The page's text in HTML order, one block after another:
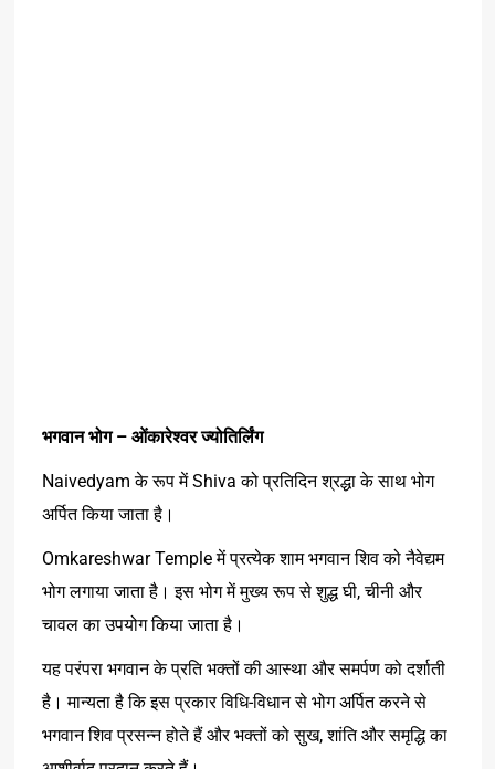
भगवान भोग– ओंकारेश्वर ज्योतिर्लिंग
Naivedyam के रूप में Shiva को प्रतिदिन श्रद्धा के साथ भोग
अर्पित किया जाता है।
Omkareshwar Temple में प्रत्येक शाम भगवान शिव को नैवेद्यम
भोग लगाया जाता है। इस भोग में मुख्य रूप से शुद्ध घी, चीनी और
चावल का उपयोग किया जाता है।
यह परंपरा भगवान के प्रति भक्तों की आस्था और समर्पण को दर्शाती
है। मान्यता है कि इस प्रकार विधि-विधान से भोग अर्पित करने से
भगवान शिव प्रसन्न होते हैं और भक्तों को सुख, शांति और समृद्धि का